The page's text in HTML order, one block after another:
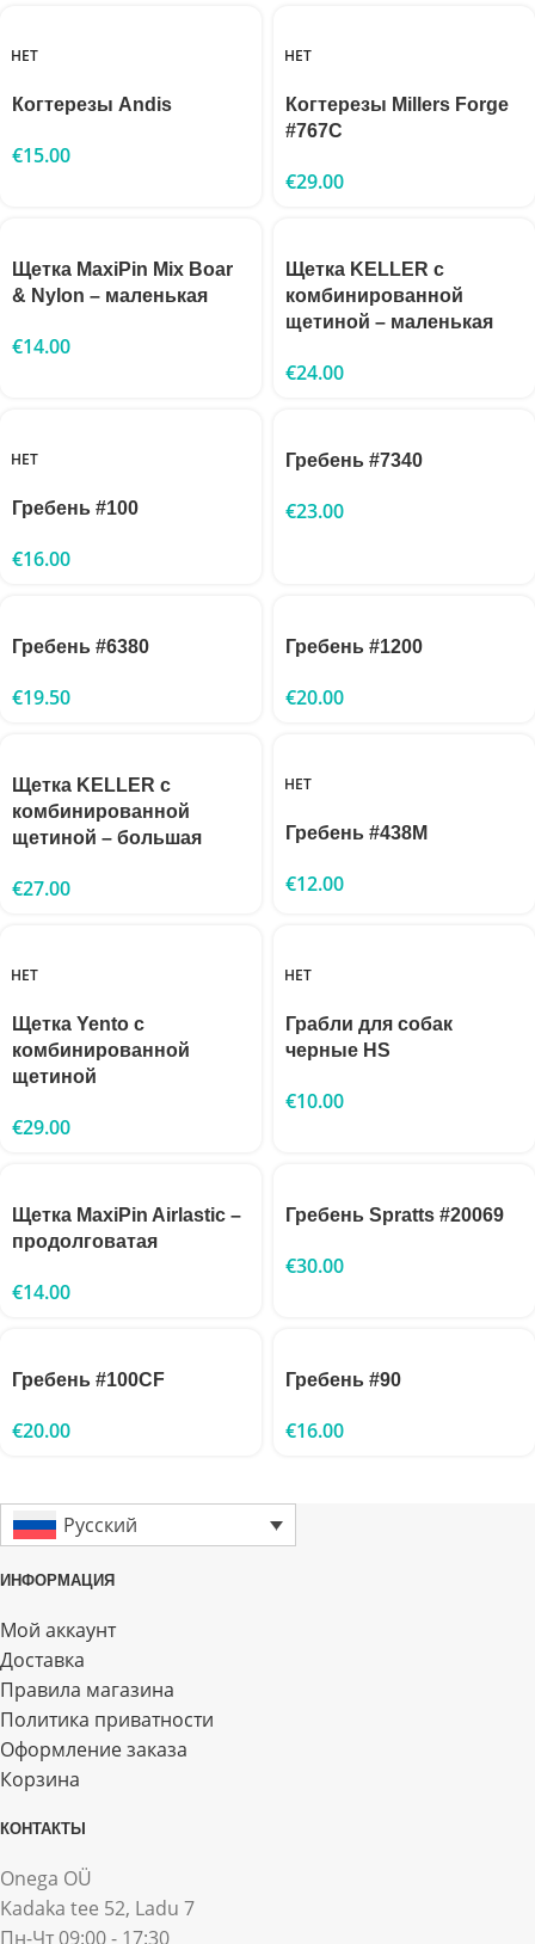
НЕТ
Когтерезы Andis
€15.00
НЕТ
Когтерезы Millers Forge
#767C
€29.00
Щетка MaxiPin Mix Boar
& Nylon – маленькая
€14.00
Щетка KELLER с
комбинированной
щетиной – маленькая
€24.00
НЕТ
Гребень #100
€16.00
Гребень #7340
€23.00
Гребень #6380
€19.50
Гребень #1200
€20.00
Щетка KELLER с
комбинированной
щетиной – большая
€27.00
НЕТ
Гребень #438M
€12.00
НЕТ
Щетка Yento с
комбинированной
щетиной
€29.00
НЕТ
Грабли для собак
черные HS
€10.00
Щетка MaxiPin Airlastic –
продолговатая
€14.00
Гребень Spratts #20069
€30.00
Гребень #100CF
€20.00
Гребень #90
€16.00
Русский
ИНФОРМАЦИЯ
Мой аккаунт
Доставка
Правила магазина
Политика приватности
Оформление заказа
Корзина
КОНТАКТЫ
Onega OÜ
Kadaka tee 52, Ladu 7
Пн-Чт 09:00 - 17:30